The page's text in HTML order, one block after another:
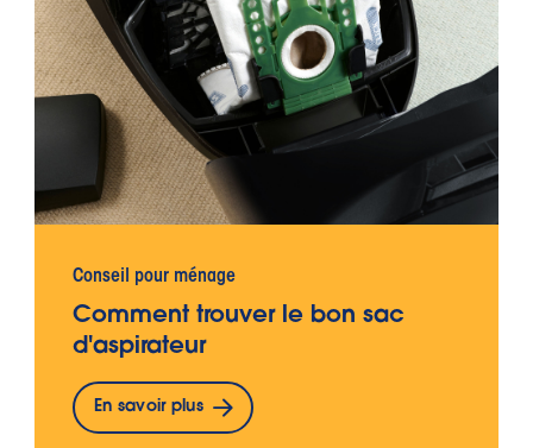
Conseil pour ménage
Comment trouver le bon sac
d'aspirateur
En savoir plus